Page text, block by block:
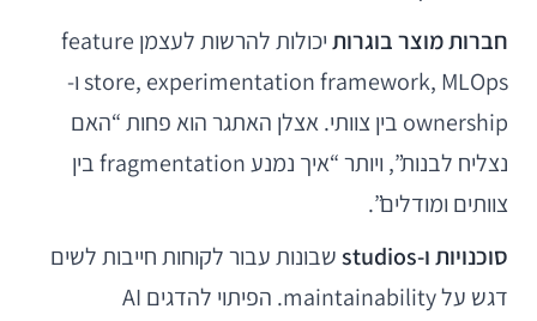
חברות מוצר בוגרות
יכולות להרשות לעצמן feature
store, experimentation framework, MLOps ו-
ownership בין צוותי. אצלן האתגר הוא פחות “האם
נצליח לבנות”, ויותר “איך נמנע fragmentation בין
צוותים ומודלים”.
סוכנויות ו-studios
שבונות עבור לקוחות חייבות לשים
דגש על maintainability. הפיתוי להדגים AI